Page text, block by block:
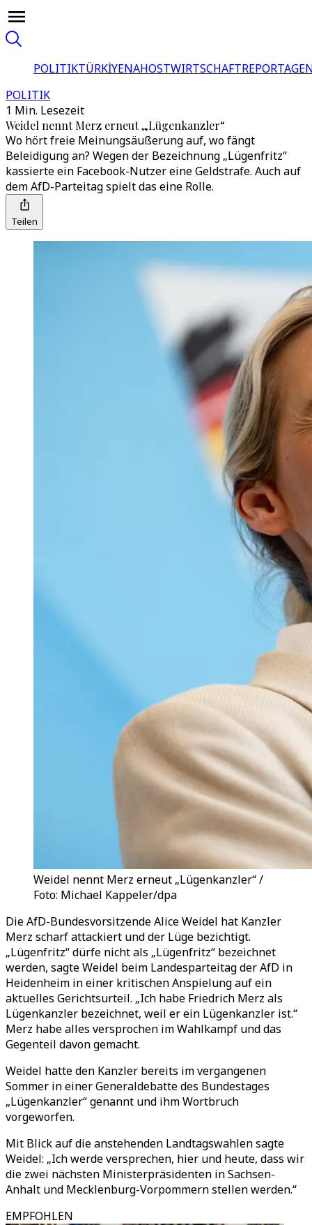
POLITIKTÜRKİYENAHOSTWIRTSCHAFT
POLITIK
1 Min. Lesezeit
Weidel nennt Merz erneut „Lügenkanzler“
Wo hört freie Meinungsäußerung auf, wo fängt
Beleidigung an? Wegen der Bezeichnung „Lügenfritz“
kassierte ein Facebook-Nutzer eine Geldstrafe. Auch auf
dem AfD-Parteitag spielt das eine Rolle.
Teilen
Weidel nennt Merz erneut „Lügenkanzler“ /
Foto: Michael Kappeler/dpa
Die AfD-Bundesvorsitzende Alice Weidel hat Kanzler
Merz scharf attackiert und der Lüge bezichtigt.
„Lügenfritz“ dürfe nicht als „Lügenfritz“ bezeichnet
werden, sagte Weidel beim Landesparteitag der AfD in
Heidenheim in einer kritischen Anspielung auf ein
aktuelles Gerichtsurteil. „Ich habe Friedrich Merz als
Lügenkanzler bezeichnet, weil er ein Lügenkanzler ist.“
Merz habe alles versprochen im Wahlkampf und das
Gegenteil davon gemacht.
Weidel hatte den Kanzler bereits im vergangenen
Sommer in einer Generaldebatte des Bundestages
„Lügenkanzler“ genannt und ihm Wortbruch
vorgeworfen.
Mit Blick auf die anstehenden Landtagswahlen sagte
Weidel: „Ich werde versprechen, hier und heute, dass wir
die zwei nächsten Ministerpräsidenten in Sachsen-
Anhalt und Mecklenburg-Vorpommern stellen werden.“
EMPFOHLEN